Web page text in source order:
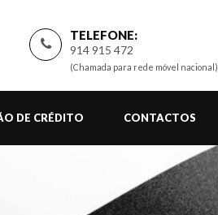
TELEFONE:
914 915 472
(Chamada para rede móvel nacional)
DE CRÉDITO CONTACTOS